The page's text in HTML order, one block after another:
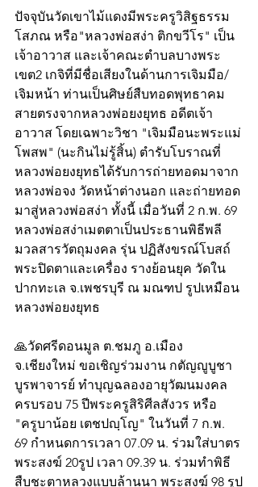
ปัจจุบันวัดเขาไม้แดงมีพระครูวิสิฐธรรม
โสภณ หรือ"หลวงพ่อสง่า ติกขวีโร" เป็น
เจ้าอาวาส และเจ้าคณะตำบลบางพระ
เขต2 เกจิที่มีชื่อเสียงในด้านการเจิมมือ/
เจิมหน้า ท่านเป็นศิษย์สืบทอดพุทธาคม
สายตรงจากหลวงพ่อยงยุทธ อดีตเจ้า
อาวาส โดยเฉพาะวิชา "เจิมมือนะพระแม่
โพสพ" (นะกินไม่รู้สิ้น) ตำรับโบราณที่
หลวงพ่อยงยุทธได้รับการถ่ายทอดมาจาก
หลวงพ่อจง วัดหน้าต่างนอก และถ่ายทอด
มาสู่หลวงพ่อสง่า ทั้งนี้ เมื่อวันที่ 2 ก.พ. 69
หลวงพ่อสง่าเมตตาเป็นประธานพิธีพลี
มวลสารวัตถุมงคล รุ่น ปฏิสังขรณ์โบสถ์
พระปิดตาและเครื่อง รางย้อนยุค วัดใน
ปากทะเล จ.เพชรบุรี ณ มณฑป รูปเหมือน
หลวงพ่อยงยุทธ
🙏วัดศรีดอนมูล ต.ชมภู อ.เมือง
จ.เชียงใหม่ ขอเชิญร่วมงาน กตัญญูบูชา
บูรพาจารย์ ทำบุญฉลองอายุวัฒนมงคล
ครบรอบ 75 ปีพระครูสิริศีลสังวร หรือ
"ครูบาน้อย เตชปญฺโญ" ในวันที่ 7 ก.พ.
69 กำหนดการเวลา 07.09 น. ร่วมใส่บาตร
พระสงฆ์ 20รูป เวลา 09.39 น. ร่วมทำพิธี
สืบชะตาหลวงแบบล้านนา พระสงฆ์ 98 รูป